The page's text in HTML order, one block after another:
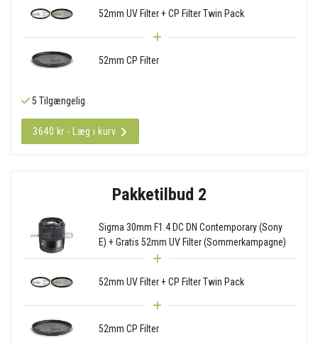
52mm UV Filter + CP Filter Twin Pack
52mm CP Filter
5 Tilgængelig
3640 kr - Læg i kurv
Pakketilbud 2
Sigma 30mm F1.4 DC DN Contemporary (Sony
E) + Gratis 52mm UV Filter (Sommerkampagne)
52mm UV Filter + CP Filter Twin Pack
52mm CP Filter